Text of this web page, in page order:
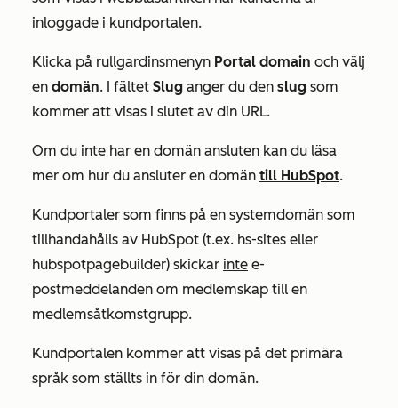
inloggade i kundportalen.
Klicka på rullgardinsmenyn Portal domain och välj
en domän. I fältet Slug anger du den slug som
kommer att visas i slutet av din URL.
Om du inte har en domän ansluten kan du läsa
mer om hur du ansluter en domän till HubSpot.
Kundportaler som finns på en systemdomän som
tillhandahålls av HubSpot (t.ex. hs-sites eller
hubspotpagebuilder) skickar inte e-
postmeddelanden om medlemskap till en
medlemsåtkomstgrupp.
Kundportalen kommer att visas på det primära
språk som ställts in för din domän.